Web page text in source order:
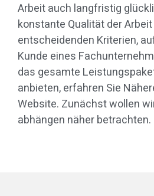
Arbeit auch langfristig
konstante Qualität der
entscheidenden Kriterien,
Kunde eines
das gesamte
anbieten, erfahren Sie
Website. Zunächst wollen
abhängen näher betrachten.